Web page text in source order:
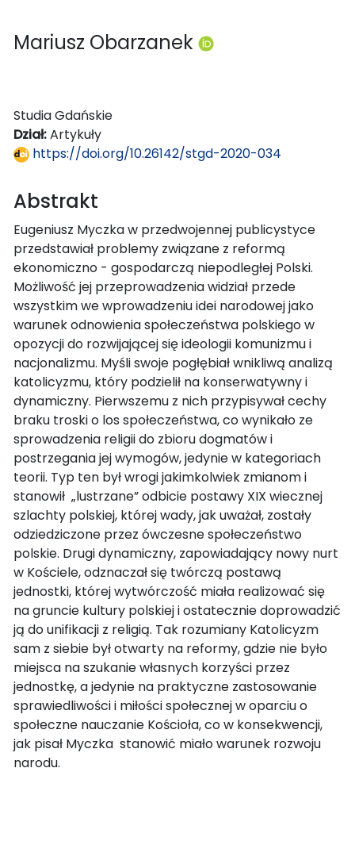
Mariusz Obarzanek
Studia Gdańskie
Dział:Artykuły
https://doi.org/10.26142/stgd-2020-034
Abstrakt
Eugeniusz Myczka w przedwojennej publicystyce
przedstawiał problemy związane z reformą
ekonomiczno - gospodarczą niepodległej Polski.
Możliwość jej przeprowadzenia widział przede
wszystkim we wprowadzeniu idei narodowej jako
warunek odnowienia społeczeństwa polskiego w
opozycji do rozwijającej się ideologii komunizmu i
nacjonalizmu. Myśli swoje pogłębiał wnikliwą analizą
katolicyzmu, który podzielił na konserwatywny i
dynamiczny. Pierwszemu z nich przypisywał cechy
braku troski o los społeczeństwa, co wynikało ze
sprowadzenia religii do zbioru dogmatów i
postrzegania jej wymogów, jedynie w kategoriach
teorii. Typ ten był wrogi jakimkolwiek zmianom i
stanowił „lustrzane” odbicie postawy XIX wiecznej
szlachty polskiej, której wady, jak uważał, zostały
odziedziczone przez ówczesne społeczeństwo
polskie. Drugi dynamiczny, zapowiadający nowy nurt
w Kościele, odznaczał się twórczą postawą
jednostki, której wytwórczość miała realizować się
na gruncie kultury polskiej i ostatecznie doprowadzić
ją do unifikacji z religią. Tak rozumiany Katolicyzm
sam z siebie był otwarty na reformy, gdzie nie było
miejsca na szukanie własnych korzyści przez
jednostkę, a jedynie na praktyczne zastosowanie
sprawiedliwości i miłości społecznej w oparciu o
społeczne nauczanie Kościoła, co w konsekwencji,
jak pisał Myczka stanowić miało warunek rozwoju
narodu.